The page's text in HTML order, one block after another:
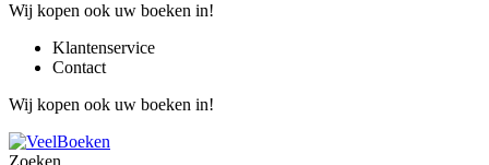
Wij kopen ook uw boeken in!
Klantenservice
Contact
Wij kopen ook uw boeken in!
Zoeken